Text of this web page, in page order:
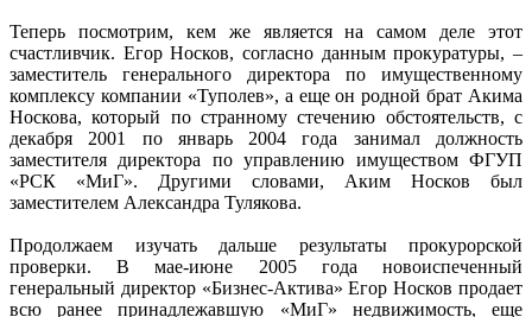
Теперь посмотрим, кем же является на самом деле этот
счастливчик. Егор Носков, согласно данным прокуратуры, –
заместитель генерального директора по имущественному
комплексу компании «Туполев», а еще он родной брат Акима
Носкова, который по странному стечению обстоятельств, с
декабря 2001 по январь 2004 года занимал должность
заместителя директора по управлению имуществом ФГУП
«РСК «МиГ». Другими словами, Аким Носков был
заместителем Александра Тулякова.
Продолжаем изучать дальше результаты прокурорской
проверки. В мае-июне 2005 года новоиспеченный
генеральный директор «Бизнес-Актива» Егор Носков продает
всю ранее принадлежавшую «МиГ» недвижимость, еще